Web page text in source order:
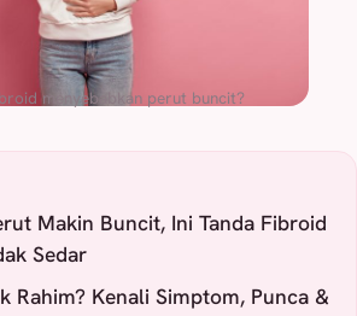
menyebabkan perut buncit?
Makin Buncit, Ini Tanda Fibroid
Sedar
Rahim? Kenali Simptom, Punca &